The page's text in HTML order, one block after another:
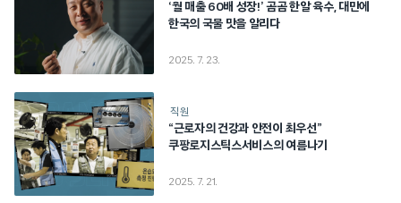
‘월 매출 60배 성장!’ 곰곰 한알 육수, 대만에
한국의 국물 맛을 알리다
2025. 7. 23.
직원
“근로자의 건강과 안전이 최우선”
쿠팡로지스틱스서비스의 여름나기
2025. 7. 21.